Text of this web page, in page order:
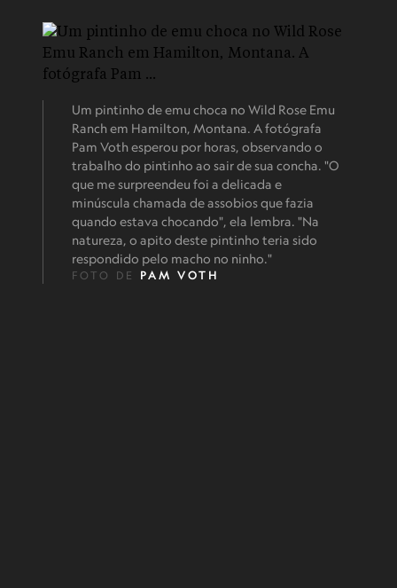
Um pintinho de emu choca no Wild Rose Emu
Ranch em Hamilton, Montana. A fotógrafa
Pam Voth esperou por horas, observando o
trabalho do pintinho ao sair de sua concha. "O
que me surpreendeu foi a delicada e
minúscula chamada de assobios que fazia
quando estava chocando", ela lembra. "Na
natureza, o apito deste pintinho teria sido
respondido pelo macho no ninho."
FOTO DE PAM VOTH